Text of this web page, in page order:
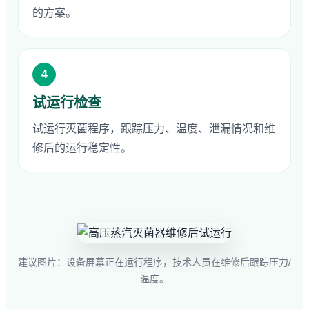
的方案。
4
试运行检查
试运行灭菌程序，跟踪压力、温度、泄漏情况和维
修后的运行稳定性。
建议图片：设备屏幕正在运行程序，技术人员在维修后跟踪压力/
温度。